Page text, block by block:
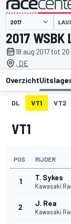
gepresenteerd door
2017
18 aug 2017 tot 20
, DE
Overzicht
DL VT1 VT2
VT1
POS RIJDER
1 T. Sykes
Kawasaki
2 J. Rea
Kawasaki